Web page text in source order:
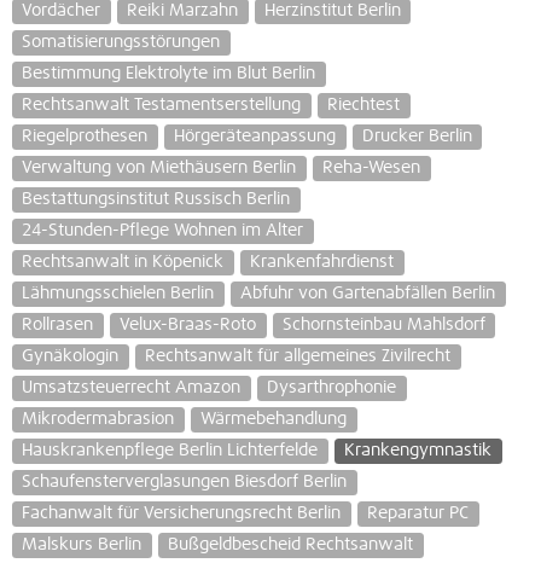
Vordächer
Reiki Marzahn
Herzinstitut Berlin
Somatisierungsstörungen
Bestimmung Elektrolyte im Blut Berlin
Rechtsanwalt Testamentserstellung
Riechtest
Riegelprothesen
Hörgeräteanpassung
Drucker Berlin
Verwaltung von Miethäusern Berlin
Reha-Wesen
Bestattungsinstitut Russisch Berlin
24-Stunden-Pflege Wohnen im Alter
Rechtsanwalt in Köpenick
Krankenfahrdienst
Lähmungsschielen Berlin
Abfuhr von Gartenabfällen Berlin
Rollrasen
Velux-Braas-Roto
Schornsteinbau Mahlsdorf
Gynäkologin
Rechtsanwalt für allgemeines Zivilrecht
Umsatzsteuerrecht Amazon
Dysarthrophonie
Mikrodermabrasion
Wärmebehandlung
Hauskrankenpflege Berlin Lichterfelde
Krankengymnastik
Schaufensterverglasungen Biesdorf Berlin
Fachanwalt für Versicherungsrecht Berlin
Reparatur PC
Malskurs Berlin
Bußgeldbescheid Rechtsanwalt